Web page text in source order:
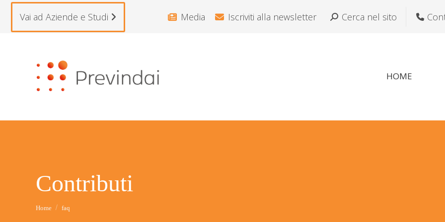
Vai ad Aziende e Studi Media Iscriviti alla newsletter Cerca:Cerca nel sito
HOME
Contributi
Tu sei qui:
Home faq